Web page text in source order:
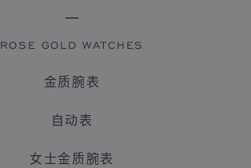
ROSE GOLD WATCHES
金质腕表
自动表
女士金质腕表